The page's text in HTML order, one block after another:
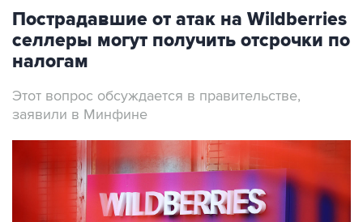
Пострадавшие от атак на Wildberries
селлеры могут получить отсрочки по
налогам
Этот вопрос обсуждается в правительстве,
заявили в Минфине